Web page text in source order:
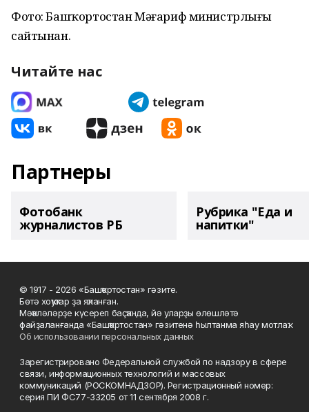
Фото: Башҡортостан Мәғариф министрлығы
сайтынан.
Читайте нас
Партнеры
Фотобанк
журналистов РБ
Рубрика "Еда и
напитки"
© 1917 - 2026 «Башҡортостан» гәзите.
Бөтә хоҡуҡтар ҙа яҡланған.
Мәҡәләләрҙе күсереп баҫҡанда, йә уларҙы өлөшләтә
файҙаланғанда «Башҡортостан» гәзитенә һылтанма яһау мотлаҡ.
Об использовании персональных данных
Зарегистрировано Федеральной службой по надзору в сфере
связи, информационных технологий и массовых
коммуникаций (РОСКОМНАДЗОР). Регистрационный номер:
серия ПИ ФС77-33205 от 11 сентября 2008 г.